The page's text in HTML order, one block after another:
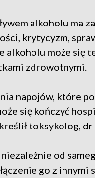
alkoholu ma
krytycyzm,
alkoholu może się
zdrowotnymi.
napojów, które
się kończyć
toksykolog,
niezależnie od
go z